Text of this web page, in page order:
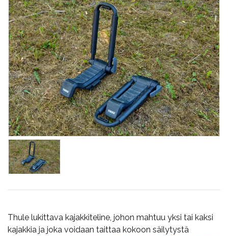
Thule lukittava kajakkiteline, johon mahtuu yksi tai kaksi
kajakkia ja joka voidaan taittaa kokoon säilytystä